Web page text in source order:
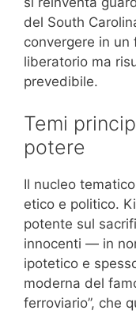
del South
convergere in un
liberatorio ma
prevedibile.
Temi
potere
Il nucleo
etico e politico.
potente sul
innocenti — in
ipotetico e
moderna del
ferroviario”, che